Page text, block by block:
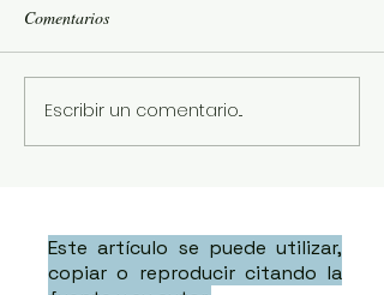
Comentarios
Escribir un comentario...
Este artículo se puede utilizar,
copiar o reproducir citando la